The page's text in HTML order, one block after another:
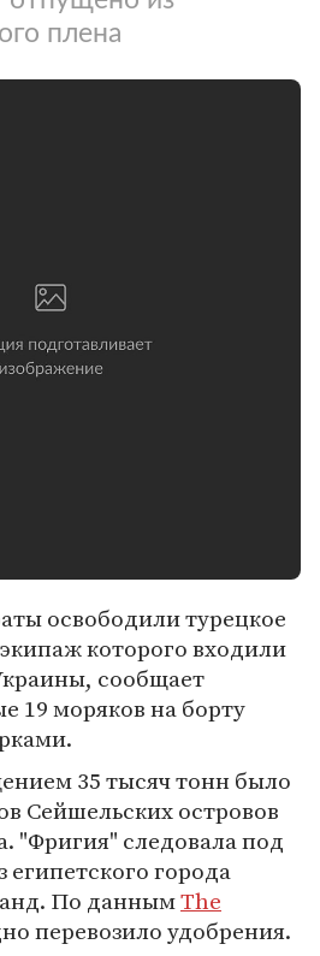
плена
освободили турецкое
которого входили
сообщает
19 моряков на борту
35 тысяч тонн было
Сейшельских островов
"Фригия" следовала под
города
По даннымThe
перевозило удобрения.